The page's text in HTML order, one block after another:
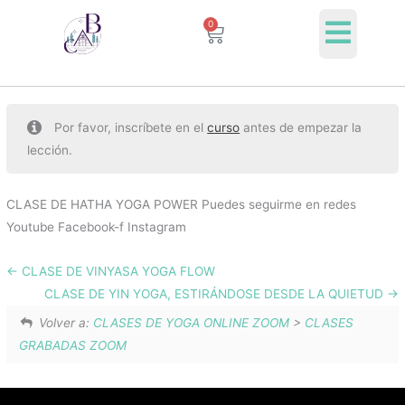
0
Cart
Por favor, inscríbete en elcurso antes de empezar la
lección.
CLASE DE HATHA YOGA POWER Puedes seguirme en redes
Youtube Facebook-f Instagram
CLASE DE VINYASA YOGA FLOW
CLASE DE YIN YOGA, ESTIRÁNDOSE DESDE LA QUIETUD
Volver a: CLASES DE YOGA ONLINE ZOOM > CLASES
GRABADAS ZOOM